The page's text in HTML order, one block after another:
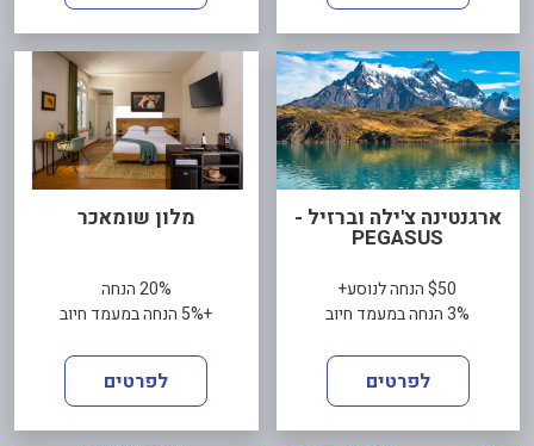
ארגנטינה צ'ילה וברזיל -
PEGASUS
$50 הנחה לנוסע+
3% הנחה במעמד חיוב
לפרטים
מלון שומאכר
20% הנחה
+5% הנחה במעמד חיוב
לפרטים